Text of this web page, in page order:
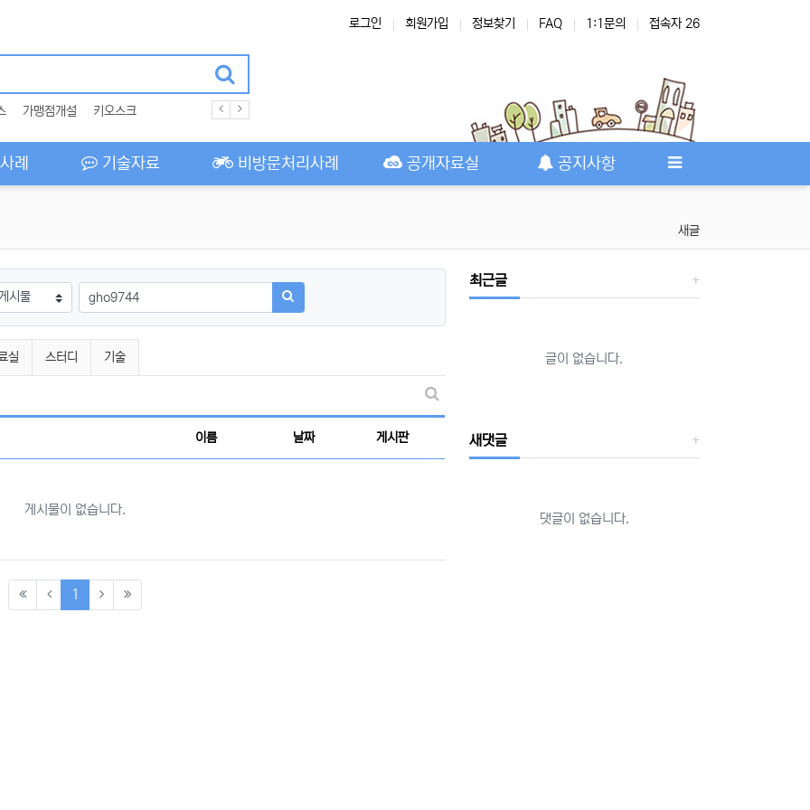
로그인 회원가입 정보찾기 FAQ 1:1문의 접속자 26
가맹점개설 키오스크
례 기술자료 비방문처리사례 공개자료실 공지사항
새글
검색어필수
검색하기
실 스터디 기술
새글 검색
이름 날짜 게시판
게시물이 없습니다.
1 (current)
최근글
글이 없습니다.
새댓글
댓글이 없습니다.